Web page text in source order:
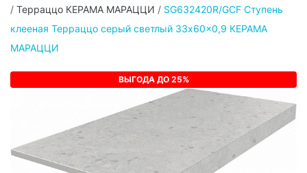
/ Терраццо КЕРАМА МАРАЦЦИ / SG632420R/GCF Ступень
клееная Терраццо серый светлый 33x60x0,9 КЕРАМА
МАРАЦЦИ
ВЫГОДА ДО 25%